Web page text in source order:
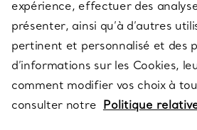
QUESTIONS LÉGALES
SUIVEZ-NOUS
expérience, effectuer des
présenter, ainsi qu’à d’autres
pertinent et personnalisé et des
d’informations sur les Cookies,
comment modifier vos choix à
consulter notre Politique